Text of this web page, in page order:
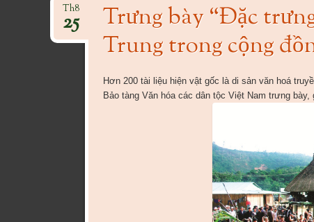
Trưng bày “Đặc
Trung trong cộng
Th8
25
Hơn 200 tài liệu hiện vật gốc là di sản văn hoá
Bảo tàng Văn hóa các dân tộc Việt Nam trưng bày,